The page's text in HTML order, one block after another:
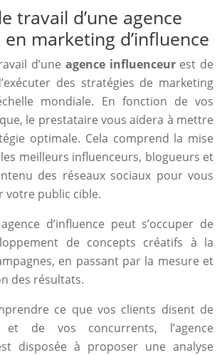
travail d’une agence
en marketing d’influence
d’une agence influenceurest de
des stratégies de marketing
mondiale. En fonction de vos
le prestataire vous aidera à mettre
optimale. Cela comprend la mise
meilleurs influenceurs, blogueurs et
des réseaux sociaux pour vous
votre public cible.
d’influence peut s’occuper de
de concepts créatifs à la
en passant par la mesure et
des résultats.
ce que vos clients disent de
de vos concurrents, l’agence
disposée à proposer une analyse